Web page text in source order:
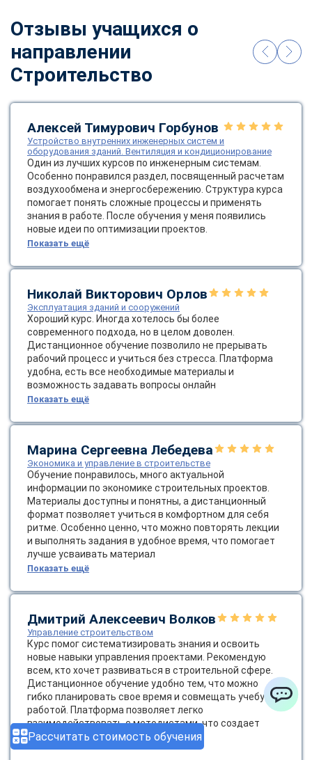
Рассчитать стоимость обучения
Отзывы учащихся о
направлении
Строительство
Алексей Тимурович Горбунов
Устройство внутренних инженерных систем и
оборудования зданий. Вентиляция и кондиционирование
Один из лучших курсов по инженерным системам.
Особенно понравился раздел, посвященный расчетам
воздухообмена и энергосбережению. Структура курса
помогает понять сложные процессы и применять
знания в работе. После обучения у меня появились
новые идеи по оптимизации проектов.
Показать ещё
Николай Викторович Орлов
Эксплуатация зданий и сооружений
Хороший курс. Иногда хотелось бы более
современного подхода, но в целом доволен.
Дистанционное обучение позволило не прерывать
рабочий процесс и учиться без стресса. Платформа
удобна, есть все необходимые материалы и
возможность задавать вопросы онлайн
Показать ещё
Марина Сергеевна Лебедева
Экономика и управление в строительстве
Обучение понравилось, много актуальной
информации по экономике строительных проектов.
Материалы доступны и понятны, а дистанционный
формат позволяет учиться в комфортном для себя
ритме. Особенно ценно, что можно повторять лекции
и выполнять задания в удобное время, что помогает
лучше усваивать материал
Показать ещё
Дмитрий Алексеевич Волков
Управление строительством
Курс помог систематизировать знания и освоить
новые навыки управления проектами. Рекомендую
всем, кто хочет развиваться в строительной сфере.
Дистанционное обучение удобно тем, что можно
гибко планировать свое время и совмещать учебу с
работой. Платформа позволяет легко
взаимодействовать с методистами, что создает
атмосферу живого обучения
Показать ещё
ChatApp
online
Мессенджеры
Свяжитесь с нами через любой удобный мессенджер!
Telegram
Max
ChatApp